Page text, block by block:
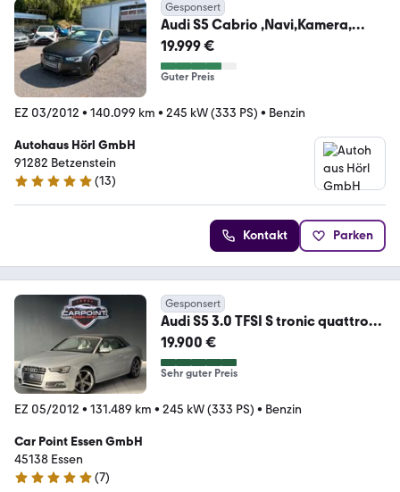
Gesponsert
Audi S5 Cabrio ,Navi,Kamera,
Leder, Bang & Olufsen
19.999 €
Guter Preis
EZ 03/2012 • 140.099 km • 245 kW (333 PS) • Benzin
Autohaus Hörl GmbH
91282 Betzenstein
5 Sterne
(13)
Kontakt Parken
Gesponsert
Audi S5 3.0 TFSI S tronic quattro
Cabriolet
19.900 €
Sehr guter Preis
EZ 05/2012 • 131.489 km • 245 kW (333 PS) • Benzin
Car Point Essen GmbH
45138 Essen
5 Sterne
(7)